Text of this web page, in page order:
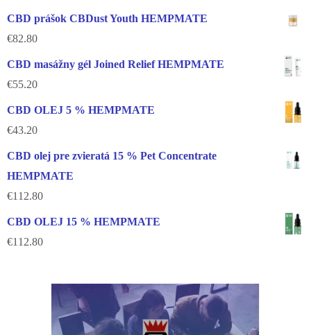
CBD prášok CBDust Youth HEMPMATE
€82.80
CBD masážny gél Joined Relief HEMPMATE
€55.20
CBD OLEJ 5 % HEMPMATE
€43.20
CBD olej pre zvieratá 15 % Pet Concentrate
HEMPMATE
€112.80
CBD OLEJ 15 % HEMPMATE
€112.80